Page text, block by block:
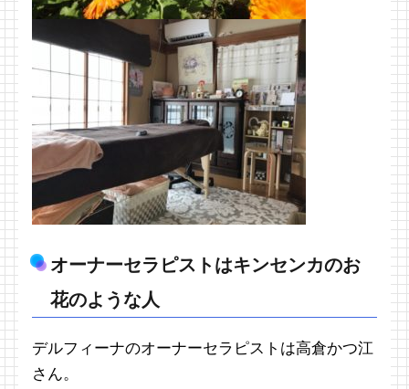
オーナーセラピストはキンセンカのお
花のような人
デルフィーナのオーナーセラピストは高倉かつ江
さん。